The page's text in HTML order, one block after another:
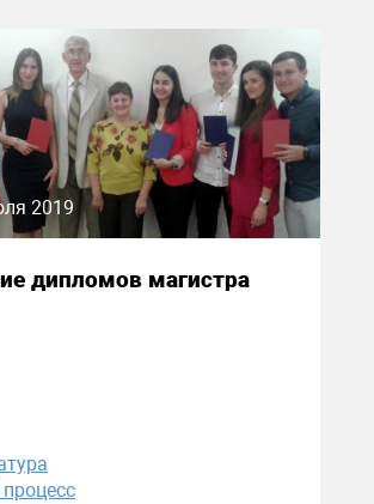
2019
дипломов магистра